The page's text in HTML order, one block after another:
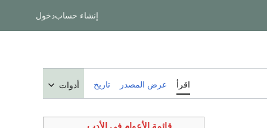
إنشاء حسابدخول
اقرأ عرض المصدر تاريخ أدوات